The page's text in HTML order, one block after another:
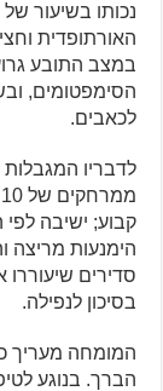
האורתופדית
במצב התובע
הסימפטומים,
לכאבים.
לדבריו
הימנעות מריצה
סדירים שיעוררו
בסיכון לנפילה.
המומחה מעריך
הברך. בנוגע